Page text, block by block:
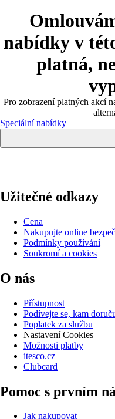
nabídky v
platná,
Pro zobrazení platných akcí
Speciální nabídky
Užitečné odkazy
Cena
Nakupujte online
Podmínky používání
Soukromí a cookies
O nás
Přístupnost
Podívejte se, kam
Poplatek za službu
Nastavení Cookies
Možnosti platby
itesco.cz
Clubcard
Pomoc s prvním
Jak nakupovat